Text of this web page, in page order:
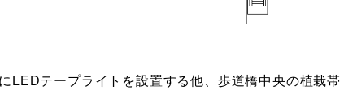
LEDテープライトを設置する他、歩道橋中央の植栽帯